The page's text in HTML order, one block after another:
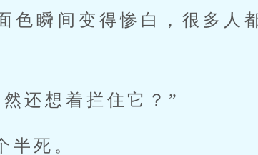
色瞬间变得惨白，很多人
还想着拦住它？”
半死。